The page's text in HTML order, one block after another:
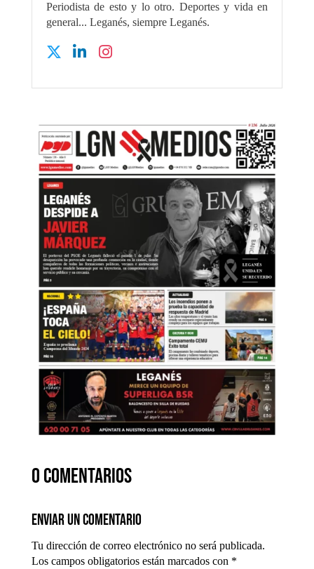
Periodista de esto y lo otro. Deportes y vida en
general... Leganés, siempre Leganés.
0 comentarios
Enviar un comentario
Tu dirección de correo electrónico no será publicada.
Los campos obligatorios están marcados con *